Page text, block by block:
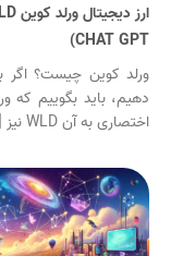
CHAT GPT)
ورلد کوین چیست؟ اگر
اختصاری به آن WLD نیز […]